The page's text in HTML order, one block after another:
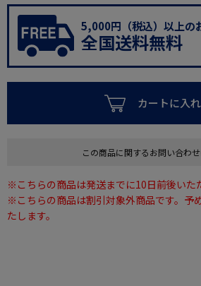
5,000円（税込）以上の
全国送料無料
カートに入
この商品に関するお問い合わ
※こちらの商品は発送までに10日前後いた
※こちらの商品は割引対象外商品です。予
たします。